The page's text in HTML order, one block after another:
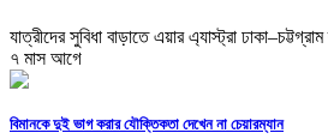
যাত্রীদের সুবিধা বাড়াতে এয়ার এ্যাস্ট্রা
৭ মাস আগে
বিমানকে দুই ভাগ করার যৌক্তিকতা দেখেন না চেয়ারম্যান